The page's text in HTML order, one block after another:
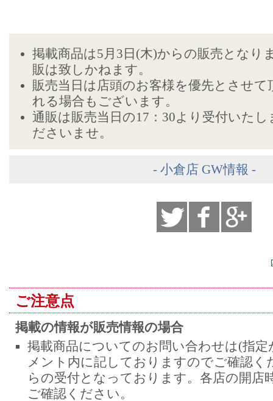
掲載商品は5月3日(木)からの販売となり
販は致しかねます。
販売当日は店頭のお客様を優先とさせ
れる場合もございます。
通販は販売当日の17：30より受付いた
ださいませ。
- 小倉店 GW情報 -
ご注意点
掲載の情報が販売情報の場合
掲載商品についてのお問い合わせは(指
メント内に記しておりますのでご確認く
らの受付となっております。各店の開店
ご確認ください。